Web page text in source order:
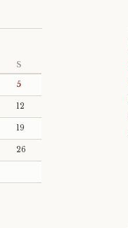
S
5
12
19
26